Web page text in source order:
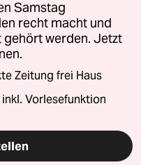
Samstag
recht macht und
gehört werden. Jetzt
Zeitung frei Haus
Vorlesefunktion